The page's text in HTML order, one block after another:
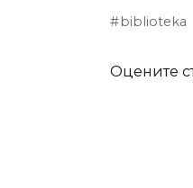
biblioteka
Оцените